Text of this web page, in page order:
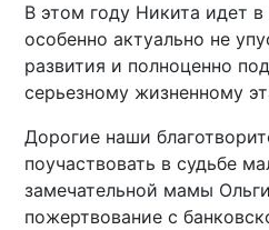
В этом году Никита идет
особенно актуально не
развития и полноценно
серьезному жизненному
Дорогие наши
поучаствовать в судьбе
замечательной мамы
пожертвование с